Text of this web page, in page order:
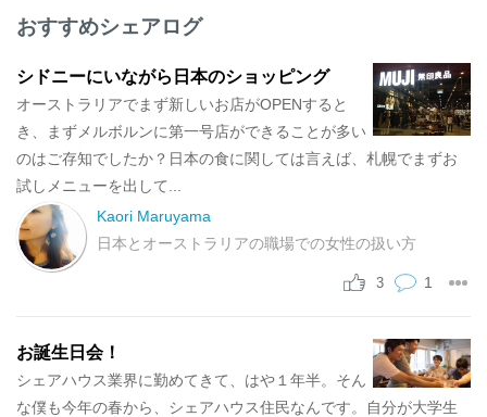
おすすめシェアログ
シドニーにいながら日本のショッピング
オーストラリアでまず新しいお店がOPENすると
き、まずメルボルンに第一号店ができることが多い
のはご存知でしたか？日本の食に関しては言えば、札幌でまずお
試しメニューを出して...
Kaori Maruyama
日本とオーストラリアの職場での女性の扱い方
1
3
お誕生日会！
シェアハウス業界に勤めてきて、はや１年半。そん
な僕も今年の春から、シェアハウス住民なんです。自分が大学生